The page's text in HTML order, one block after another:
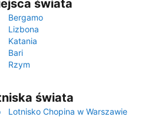
świata
Bergamo
Lizbona
Katania
Bari
Rzym
świata
Lotnisko Chopina w Warszawie